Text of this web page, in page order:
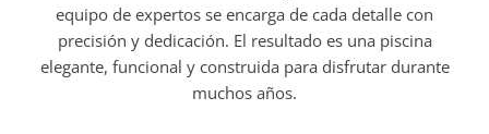
equipo de expertos se encarga de cada detalle con
precisión y dedicación. El resultado es una piscina
elegante, funcional y construida para disfrutar durante
muchos años.